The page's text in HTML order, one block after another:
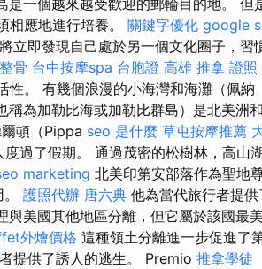
相應地進行培養。 關鍵字優化 google
立即發現自己處於另一個文化圈子，習
骨 台中按摩spa 台胞證 高雄 推拿 證照
性。 有幾個浪漫的小海灣和海灘（佩納
稱為加勒比海或加勒比群島）是北美洲
爾頓（Pippa seo 是什麼 草屯按摩推薦
過了假期。 通過茂密的松樹林，高山
marketing 北美印第安部落作為聖地
護照代辦 唐六典 他為當代旅行者提供
與美國其他地區分離，但它屬於該國最美
外燴價格 這種領土分離進一步促進了
提供了誘人的逃生。 Premio 推拿學徒